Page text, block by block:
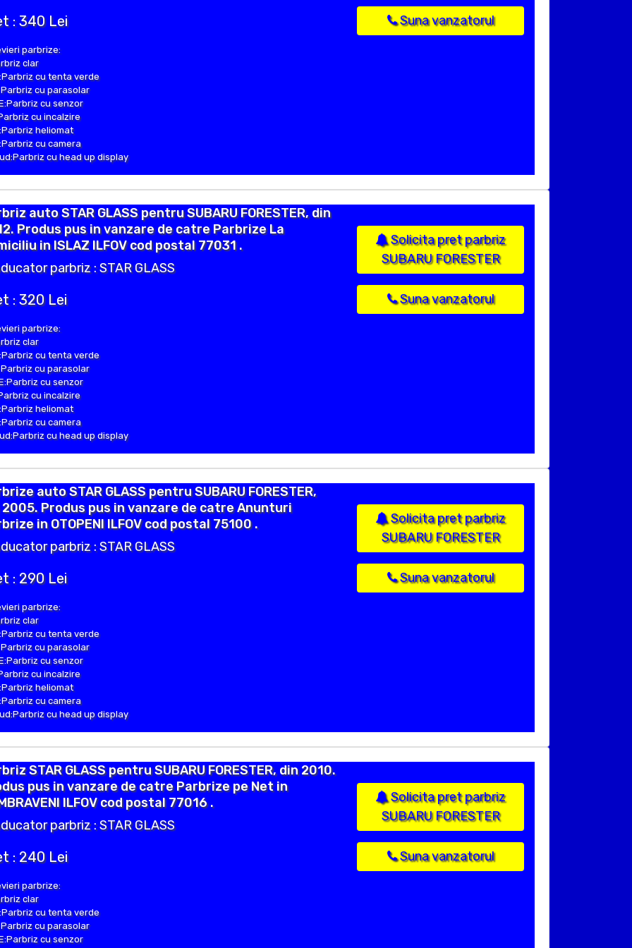
: 340 Lei
parbrize:
clar
cu tenta verde
cu parasolar
cu senzor
cu incalzire
heliomat
cu camera
cu head up display
Suna vanzatorul
auto STAR GLASS pentru SUBARU FORESTER, din
Produs pus in vanzare de catre Parbrize La
in ISLAZ ILFOV cod postal 77031 .
parbriz : STAR GLASS
: 320 Lei
parbrize:
clar
cu tenta verde
cu parasolar
cu senzor
cu incalzire
heliomat
cu camera
cu head up display
Solicita pret parbriz
SUBARU FORESTER
Suna vanzatorul
auto STAR GLASS pentru SUBARU FORESTER,
Produs pus in vanzare de catre Anunturi
in OTOPENI ILFOV cod postal 75100 .
parbriz : STAR GLASS
: 290 Lei
parbrize:
clar
cu tenta verde
cu parasolar
cu senzor
cu incalzire
heliomat
cu camera
cu head up display
Solicita pret parbriz
SUBARU FORESTER
Suna vanzatorul
STAR GLASS pentru SUBARU FORESTER, din 2010.
pus in vanzare de catre Parbrize pe Net in
ILFOV cod postal 77016 .
parbriz : STAR GLASS
: 240 Lei
parbrize:
clar
cu tenta verde
cu parasolar
cu senzor
Solicita pret parbriz
SUBARU FORESTER
Suna vanzatorul